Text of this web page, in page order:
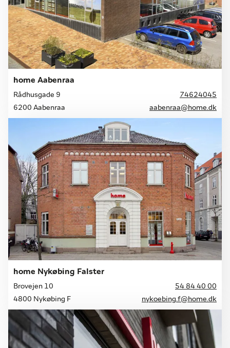
home Aabenraa
Rådhusgade 9
74624045
6200 Aabenraa
aabenraa@home.dk
home Nykøbing Falster
Brovejen 10
54 84 40 00
4800 Nykøbing F
nykoebing.f@home.dk